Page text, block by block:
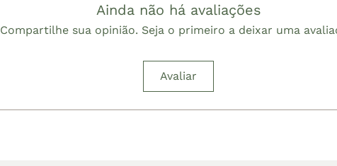
Ainda não há avaliações
Compartilhe sua opinião. Seja o primeiro a deixar uma
Avaliar